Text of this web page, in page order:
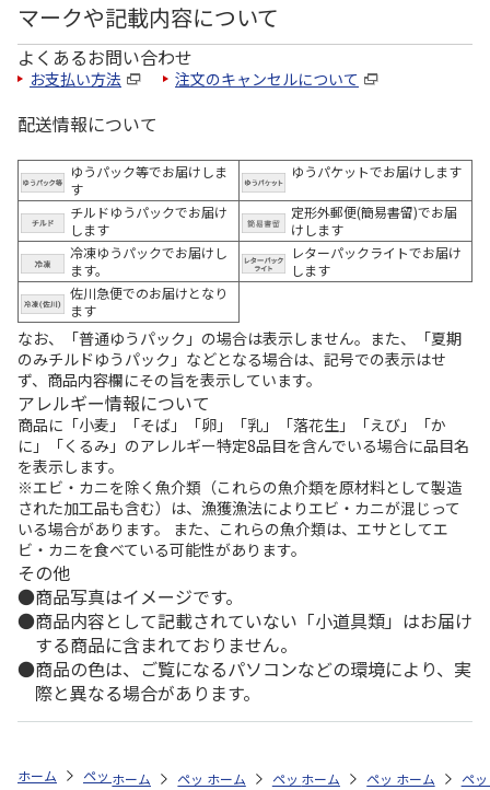
マークや記載内容について
よくあるお問い合わせ
お支払い方法 注文のキャンセルについて
配送情報について
ゆうパック等でお届けしま
す
ゆうパケットでお届けします
チルドゆうパックでお届け
します
定形外郵便(簡易書留)でお届
けします
冷凍ゆうパックでお届けし
ます。
レターパックライトでお届け
します
佐川急便でのお届けとなり
ます
なお、「普通ゆうパック」の場合は表示しません。また、「夏期
のみチルドゆうパック」などとなる場合は、記号での表示はせ
ず、商品内容欄にその旨を表示しています。
アレルギー情報について
商品に「小麦」「そば」「卵」「乳」「落花生」「えび」「か
に」「くるみ」のアレルギー特定8品目を含んでいる場合に品目名
を表示します。
※エビ・カニを除く魚介類（これらの魚介類を原材料として製造
された加工品も含む）は、漁獲漁法によりエビ・カニが混じって
いる場合があります。 また、これらの魚介類は、エサとしてエ
ビ・カニを食べている可能性があります。
その他
商品写真はイメージです。
商品内容として記載されていない「小道具類」はお届け
する商品に含まれておりません。
商品の色は、ご覧になるパソコンなどの環境により、実
際と異なる場合があります。
ホーム ペットストア ケージ・飼育その他用品 ケージ本体・パーツ
ホーム ペットストア ケージ・飼育その他用品 ケ
ホーム ペットストア ケージ・飼育その
ホーム ペットストア ケ
ホーム ペ